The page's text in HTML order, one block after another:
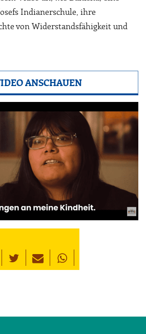
Indianerschule, ihre
von Widerstandsfähigkeit und
ANSCHAUEN